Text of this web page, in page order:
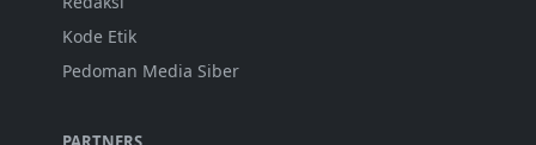
Kode Etik
Pedoman Media Siber